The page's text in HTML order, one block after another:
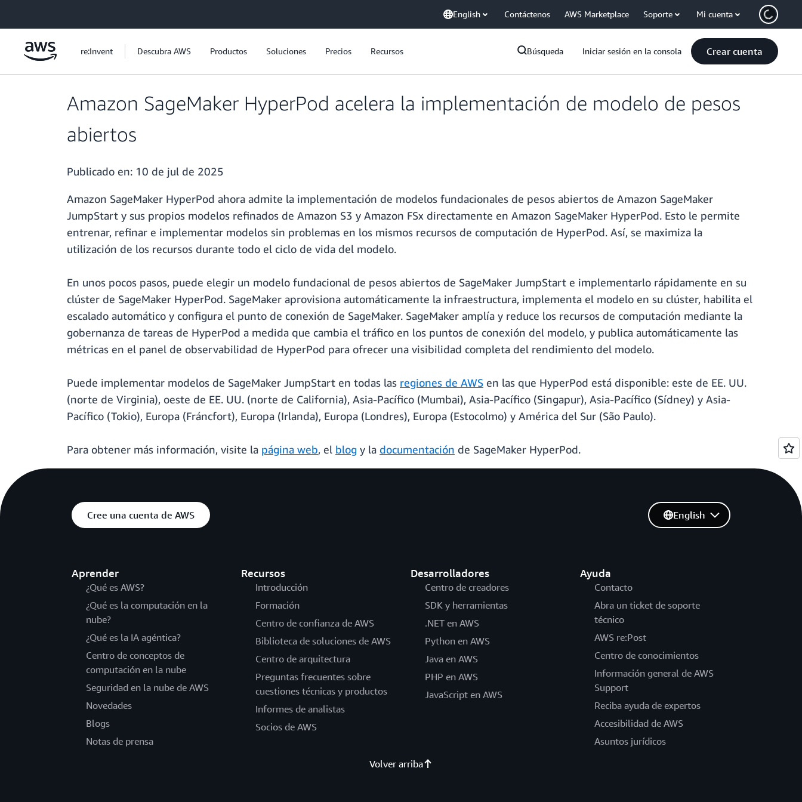
English Contáctenos AWS Marketplace Soporte Mi cuenta
re:Invent Descubra AWS Productos Soluciones Precios Recursos Búsqueda Iniciar sesión en la consola Crear cuenta
Amazon SageMaker HyperPod acelera la implementación de modelo de pesos
abiertos
Publicado en: 10 de jul de 2025
Amazon SageMaker HyperPod ahora admite la implementación de modelos fundacionales de pesos abiertos de Amazon SageMaker
JumpStart y sus propios modelos refinados de Amazon S3 y Amazon FSx directamente en Amazon SageMaker HyperPod. Esto le permite
entrenar, refinar e implementar modelos sin problemas en los mismos recursos de computación de HyperPod. Así, se maximiza la
utilización de los recursos durante todo el ciclo de vida del modelo.
En unos pocos pasos, puede elegir un modelo fundacional de pesos abiertos de SageMaker JumpStart e implementarlo rápidamente en su
clúster de SageMaker HyperPod. SageMaker aprovisiona automáticamente la infraestructura, implementa el modelo en su clúster, habilita el
escalado automático y configura el punto de conexión de SageMaker. SageMaker amplía y reduce los recursos de computación mediante la
gobernanza de tareas de HyperPod a medida que cambia el tráfico en los puntos de conexión del modelo, y publica automáticamente las
métricas en el panel de observabilidad de HyperPod para ofrecer una visibilidad completa del rendimiento del modelo.
Puede implementar modelos de SageMaker JumpStart en todas las regiones de AWS en las que HyperPod está disponible: este de EE. UU.
(norte de Virginia), oeste de EE. UU. (norte de California), Asia-Pacífico (Mumbai), Asia-Pacífico (Singapur), Asia-Pacífico (Sídney) y Asia-
Pacífico (Tokio), Europa (Fráncfort), Europa (Irlanda), Europa (Londres), Europa (Estocolmo) y América del Sur (São Paulo).
Para obtener más información, visite la página web, el blog y la documentación de SageMaker HyperPod.
Cree una cuenta de AWS
Aprender
¿Qué es AWS?
¿Qué es la computación en la
nube?
¿Qué es la IA agéntica?
Centro de conceptos de
computación en la nube
Seguridad en la nube de AWS
Novedades
Blogs
Notas de prensa
Recursos
Introducción
Formación
Centro de confianza de AWS
Biblioteca de soluciones de AWS
Centro de arquitectura
Preguntas frecuentes sobre
cuestiones técnicas y productos
Informes de analistas
Socios de AWS
Desarrolladores
Centro de creadores
SDK y herramientas
.NET en AWS
Python en AWS
Java en AWS
PHP en AWS
JavaScript en AWS
Ayuda
Contacto
Abra un ticket de soporte
técnico
AWS re:Post
Centro de conocimientos
Información general de AWS
Support
Reciba ayuda de expertos
Accesibilidad de AWS
Asuntos jurídicos
English
Volver arriba